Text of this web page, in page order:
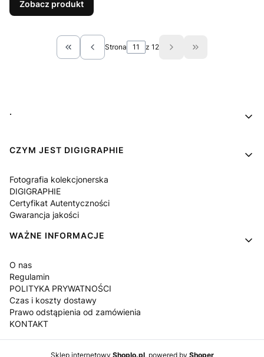
Zobacz produkt
Wróć do pierwszej strony z produktami
Strona z 12 Przejdź do
Linki w stopce
.
CZYM JEST DIGIGRAPHIE
Fotografia kolekcjonerska
DIGIGRAPHIE
Certyfikat Autentyczności
Gwarancja jakości
WAŻNE INFORMACJE
O nas
Regulamin
POLITYKA PRYWATNOŚCI
Czas i koszty dostawy
Prawo odstąpienia od zamówienia
KONTAKT
Sklep internetowy Shoplo.pl, powered by Shoper